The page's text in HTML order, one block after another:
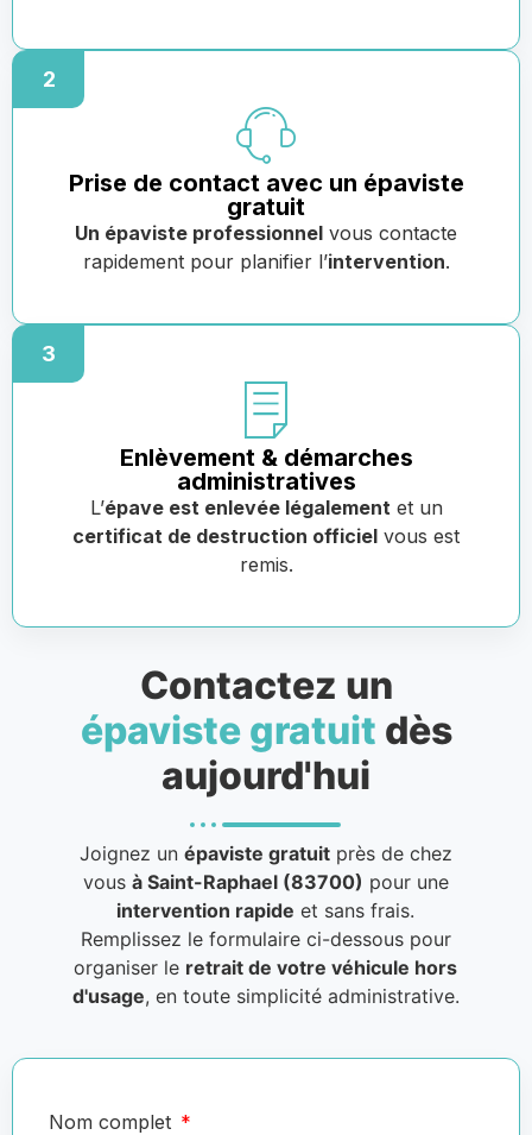
2
Prise de contact avec un épaviste
gratuit
Un épaviste professionnel vous contacte
rapidement pour planifier l’intervention.
3
Enlèvement & démarches
administratives
L’épave est enlevée légalement et un
certificat de destruction officiel vous est
remis.
Contactez un
épaviste gratuit dès
aujourd'hui
Joignez un épaviste gratuitprès de chez
vous à Saint-Raphael (83700) pour une
intervention rapide et sans frais.
Remplissez le formulaire ci-dessous pour
organiser le retrait de votre véhicule hors
d'usage, en toute simplicité administrative.
Nom complet